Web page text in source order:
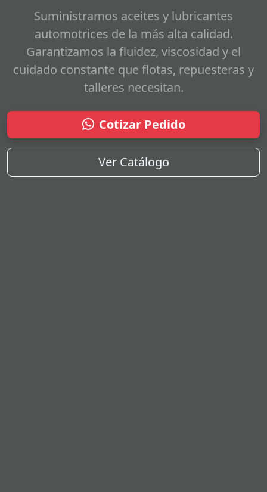
Suministramos aceites y lubricantes
automotrices de la más alta calidad.
Garantizamos la fluidez, viscosidad y el
cuidado constante que flotas, repuesteras y
talleres necesitan.
Cotizar Pedido
Ver Catálogo